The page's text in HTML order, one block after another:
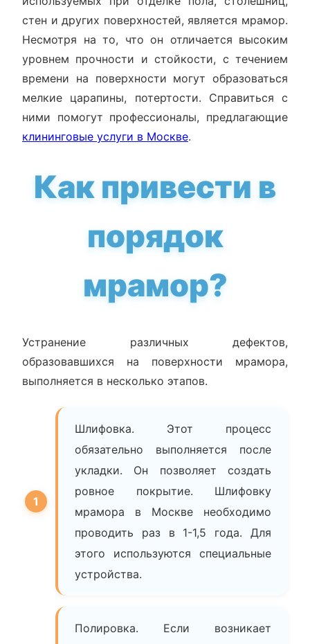
стен и других поверхностей, является мрамор.
Несмотря на то, что он отличается высоким
уровнем прочности и стойкости, с течением
времени на поверхности могут образоваться
мелкие царапины, потертости. Справиться с
ними помогут профессионалы, предлагающие
клининговые услуги в Москве.
Как привести в
порядок
мрамор?
Устранение различных дефектов,
образовавшихся на поверхности мрамора,
выполняется в несколько этапов.
Шлифовка. Этот процесс
обязательно выполняется после
укладки. Он позволяет создать
ровное покрытие. Шлифовку
мрамора в Москве необходимо
проводить раз в 1-1,5 года. Для
этого используются специальные
устройства.
Полировка. Если возникает